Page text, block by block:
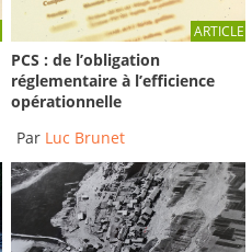
ARTICLE
PCS : de l’obligation
réglementaire à l’efficience
opérationnelle
Par Luc Brunet